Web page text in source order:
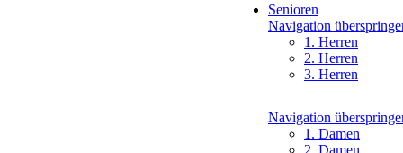
Senioren
Navigation
1. Herren
2. Herren
3. Herren
Navigation
1. Damen
2. Damen